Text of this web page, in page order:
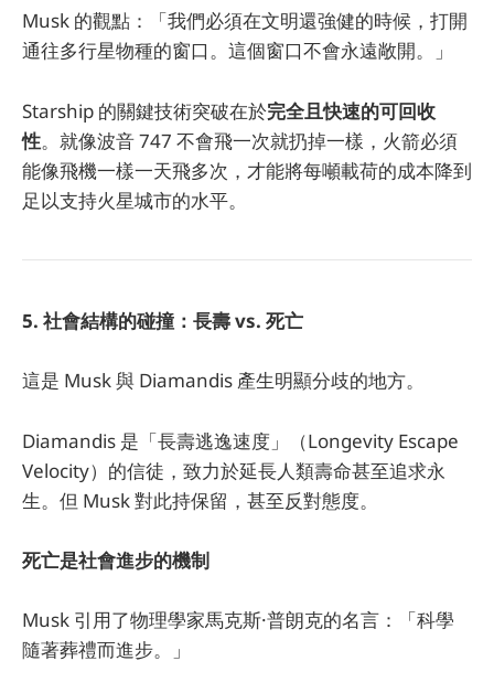
Musk 的觀點：「我們必須在文明還強健的時候，打開
通往多行星物種的窗口。這個窗口不會永遠敞開。」
Starship 的關鍵技術突破在於完全且快速的可回收
性。就像波音 747 不會飛一次就扔掉一樣，火箭必須
能像飛機一樣一天飛多次，才能將每噸載荷的成本降到
足以支持火星城市的水平。
5. 社會結構的碰撞：長壽 vs. 死亡
這是 Musk 與 Diamandis 產生明顯分歧的地方。
Diamandis 是「長壽逃逸速度」（Longevity Escape
Velocity）的信徒，致力於延長人類壽命甚至追求永
生。但 Musk 對此持保留，甚至反對態度。
死亡是社會進步的機制
Musk 引用了物理學家馬克斯·普朗克的名言：「科學
隨著葬禮而進步。」